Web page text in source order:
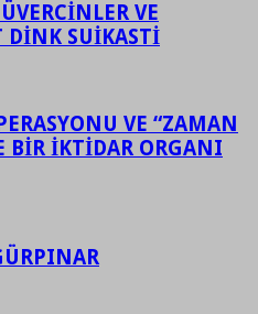
VE
DİNK SUİKASTİ
VE “ZAMAN
BİR İKTİDAR ORGANI